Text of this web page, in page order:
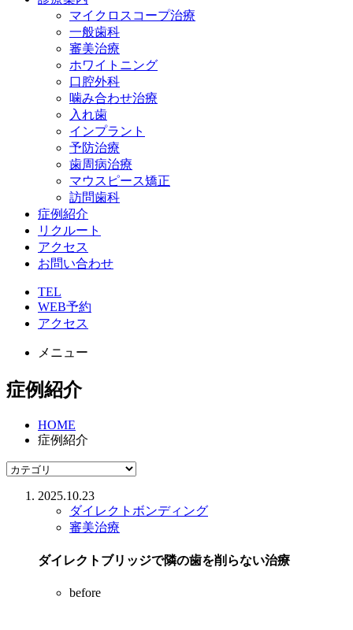
マイクロスコープ治療
一般歯科
審美治療
ホワイトニング
口腔外科
噛み合わせ治療
入れ歯
インプラント
予防治療
歯周病治療
マウスピース矯正
訪問歯科
症例紹介
リクルート
アクセス
お問い合わせ
TEL
WEB予約
アクセス
メニュー
症例紹介
HOME
症例紹介
2025.10.23
ダイレクトボンディング
審美治療
ダイレクトブリッジで隣の歯を削らない治療
before